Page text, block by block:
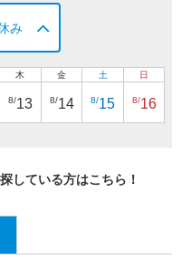
み
木
8/13
金
8/14
土
8/15
日
8/16
している方はこちら！